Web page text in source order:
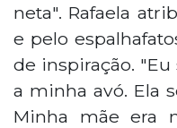
neta". Rafaela
e pelo
de inspiração.
a minha avó. Ela
Minha mãe era